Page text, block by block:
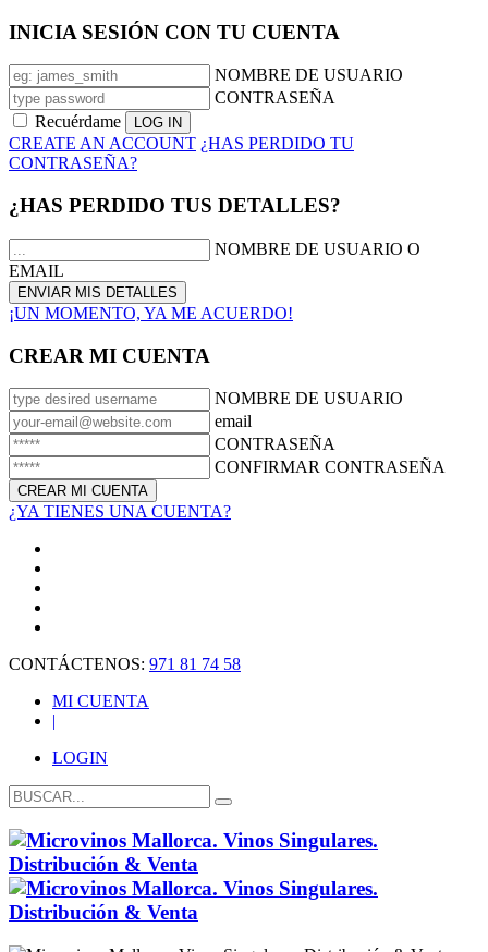
INICIA SESIÓN CON TU CUENTA
NOMBRE DE USUARIO
CONTRASEÑA
Recuérdame
CREATE AN ACCOUNT ¿HAS PERDIDO TU
CONTRASEÑA?
¿HAS PERDIDO TUS DETALLES?
NOMBRE DE USUARIO O
EMAIL
¡UN MOMENTO, YA ME ACUERDO!
CREAR MI CUENTA
NOMBRE DE USUARIO
email
CONTRASEÑA
CONFIRMAR CONTRASEÑA
¿YA TIENES UNA CUENTA?
CONTÁCTENOS: 971 81 74 58
MI CUENTA
|
LOGIN